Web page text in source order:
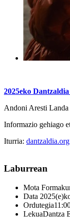
2025eko
Andoni Aresti
Informazio gehiago
Iturria: dantzaldia.org
Laburrean
Mota
Data
Ordutegia
LekuaDantza